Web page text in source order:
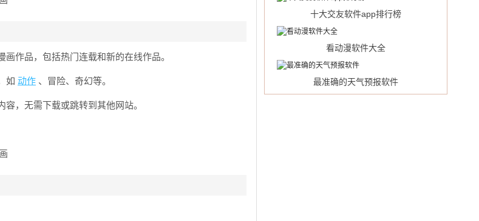
作品，包括热门连载和新的在线作品。
如 动作 、冒险、奇幻等。
，无需下载或跳转到其他网站。
十大交友软件app排行榜
看动漫软件大全
最准确的天气预报软件